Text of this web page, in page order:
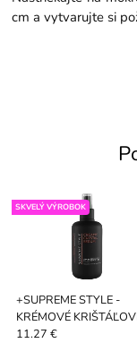
cm a vytvarujte si
+SUPREME STYLE -
KRÉMOVÉ
SÉRUM 150ML
SKVELÝ VÝROBOK
11.27 €